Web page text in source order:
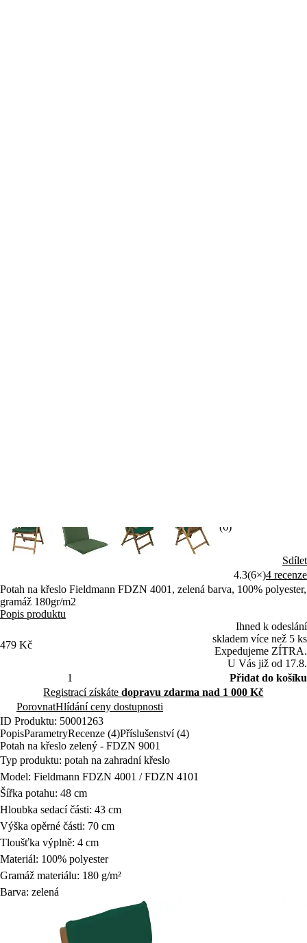
(6)
Sdílet
4.3(6×)4 recenze
Potah na křeslo Fieldmann FDZN 4001, zelená barva, 100% polyester,
gramáž 180gr/m2
Popis produktu
479 Kč
Ihned k odeslání
skladem více než 5 ks
Expedujeme ZÍTRA.
U Vás již od 17.8.
Přidat do košíku
Registrací získátedopravu zdarma nad 1 000 Kč
PorovnatHlídání ceny dostupnosti
ID Produktu: 50001263
PopisParametryRecenze (4)Příslušenství (4)
Potah na křeslo zelený - FDZN 9001
Typ produktu: potah na zahradní křeslo
Model: Fieldmann FDZN 4001 / FDZN 4101
Šířka potahu: 48 cm
Hloubka sedací části: 43 cm
Výška opěrné části: 70 cm
Tloušťka výplně: 4 cm
Materiál: 100% polyester
Gramáž materiálu: 180 g/m²
Barva: zelená